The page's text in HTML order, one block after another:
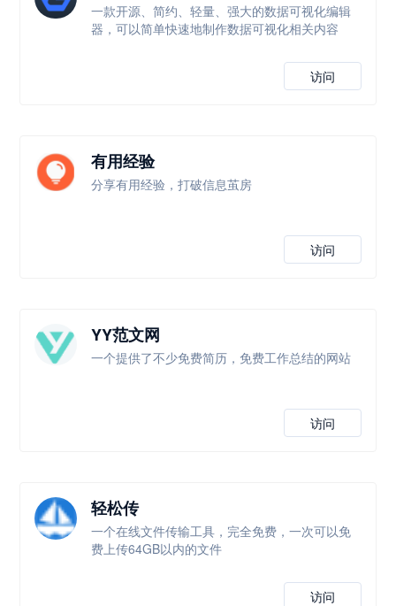
一款开源、简约、轻量、强大的数据可视化编辑
器，可以简单快速地制作数据可视化相关内容
访问
有用经验
分享有用经验，打破信息茧房
访问
YY范文网
一个提供了不少免费简历，免费工作总结的网站
访问
轻松传
一个在线文件传输工具，完全免费，一次可以免
费上传64GB以内的文件
访问